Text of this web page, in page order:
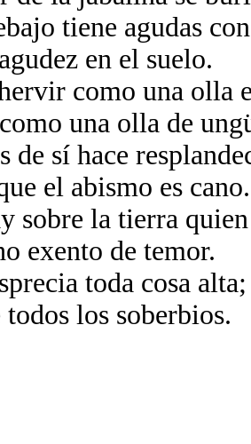
tiene agudas
en el suelo.
como una olla
una olla de
de sí hace
el abismo es
sobre la tierra
exento de temor.
toda cosa
los soberbios.